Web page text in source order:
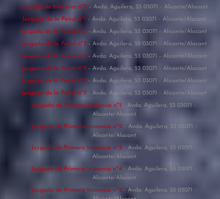
Juzgado de Menores nº2 - Avda. Aguilera, 53 03071 - Alicante/Alacant
Juzgado de lo Penal nº1 - Avda. Aguilera, 53 03071 - Alicante/Alacant
Juzgado de lo Penal nº2 - Avda. Aguilera, 53 03071 - Alicante/Alacant
Juzgado de lo Penal nº3 - Avda. Aguilera, 53 03071 - Alicante/Alacant
Juzgado de lo Penal nº4 - Avda. Aguilera, 53 03071 - Alicante/Alacant
Juzgado de lo Penal nº5 - Avda. Aguilera, 53 03071 - Alicante/Alacant
Juzgado de lo Penal nº6 - Avda. Aguilera, 53 03071 - Alicante/Alacant
Juzgado de lo Penal nº7 - Avda. Aguilera, 53 03071 - Alicante/Alacant
Juzgado de Primera Instancia nº1 - Avda. Aguilera, 53 03071 -
Alicante/Alacant
Juzgado de Primera Instancia nº2 - Avda. Aguilera, 53 03071 -
Alicante/Alacant
Juzgado de Primera Instancia nº3 - Avda. Aguilera, 53 03071 -
Alicante/Alacant
Juzgado de Primera Instancia nº4 - Avda. Aguilera, 53 03071 -
Alicante/Alacant
Juzgado de Primera Instancia nº5 - Avda. Aguilera, 53 03071 -